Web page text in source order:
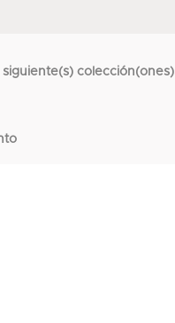
colección(ones)